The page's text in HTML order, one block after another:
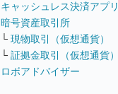
キャッシュレス決済アプリ
暗号資産取引所
└ 現物取引（仮想通貨）
└ 証拠金取引（仮想通貨）
ロボアドバイザー